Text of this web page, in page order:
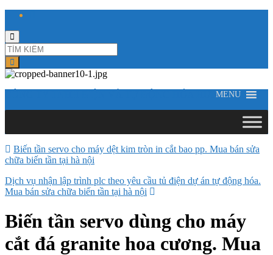
Toggle
search
form
CÔNG TY TNHH ĐIỆN VÀ TỰ ĐỘNG HÓA HƯNG LONG
MENU
Biến tần servo cho máy dệt kim tròn in cắt bao pp. Mua bán sửa
chữa biến tần tại hà nội
Dịch vụ nhận lập trình plc theo yêu cầu tủ điện dự án tự động hóa.
Mua bán sửa chữa biến tần tại hà nội
Biến tần servo dùng cho máy
cắt đá granite hoa cương. Mua